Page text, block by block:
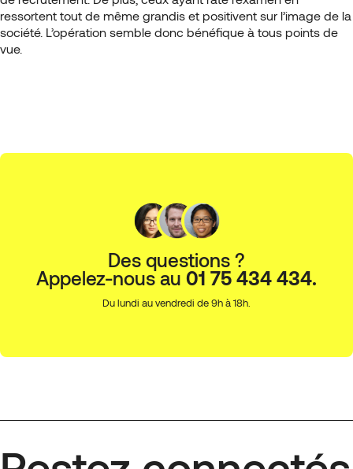
ressortent tout de même grandis et positivent sur l’image de la
société. L’opération semble donc bénéfique à tous points de
vue.
Des questions ?
Appelez-nous au 01 75 434 434.
Du lundi au vendredi de 9h à 18h.